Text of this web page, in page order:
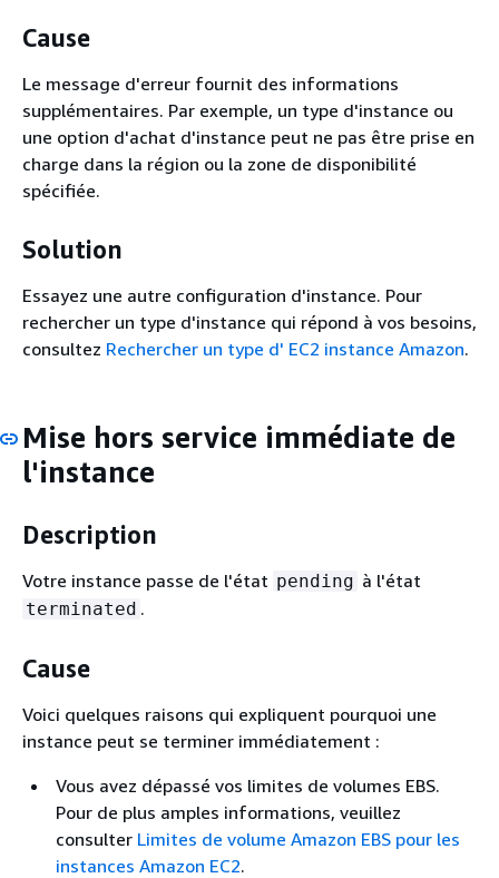
Cause
Le message d'erreur fournit des informations
supplémentaires. Par exemple, un type d'instance ou
une option d'achat d'instance peut ne pas être prise en
charge dans la région ou la zone de disponibilité
spécifiée.
Solution
Essayez une autre configuration d'instance. Pour
rechercher un type d'instance qui répond à vos besoins,
consultez Rechercher un type d' EC2 instance Amazon.
Mise hors service immédiate de
l'instance
Description
Votre instance passe de l'état pending à l'état
terminated .
Cause
Voici quelques raisons qui expliquent pourquoi une
instance peut se terminer immédiatement :
Vous avez dépassé vos limites de volumes EBS.
Pour de plus amples informations, veuillez
consulter Limites de volume Amazon EBS pour les
instances Amazon EC2.